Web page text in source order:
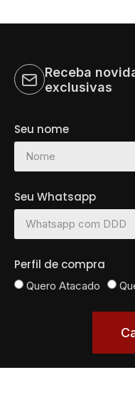
Receba
exclusivas
Seu nome
Seu Whatsapp
Perfil de compra
Quero Atacado